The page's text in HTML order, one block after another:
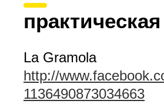
La Gramola
http://
1136490873034663